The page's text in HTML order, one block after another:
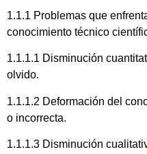
1.1.1 Problemas que
conocimiento técnico
1.1.1.1 Disminución
olvido.
1.1.1.2 Deformación del
o incorrecta.
1.1.1.3 Disminución